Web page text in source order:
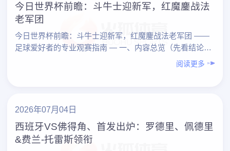
今日世界杯前瞻：斗牛士迎新军，红魔鏖战法
老军团
今日世界杯前瞻：斗牛士迎新军，红魔鏖战法老军团 ——
足球爱好者的专业观赛指南 — 一、内容总览（先看结论）
1. 今日两大焦点对决 – 斗牛士（西班牙） vs ……阅读更多
2026年07月04日
西班牙VS佛得角、首发出炉：罗德里、佩德里
&费兰-托雷斯领衔